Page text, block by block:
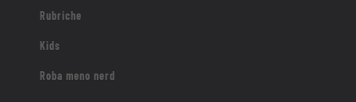
Rubriche
Kids
Roba meno nerd